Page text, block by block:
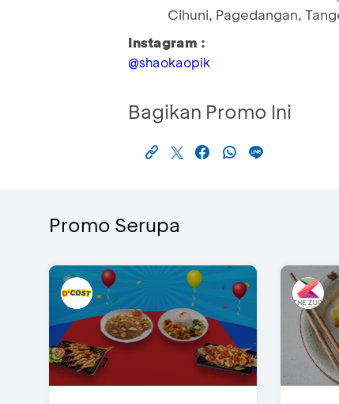
Cihuni, Pagedangan,
Instagram :
@shaokaopik
Bagikan Promo Ini
Promo Serupa